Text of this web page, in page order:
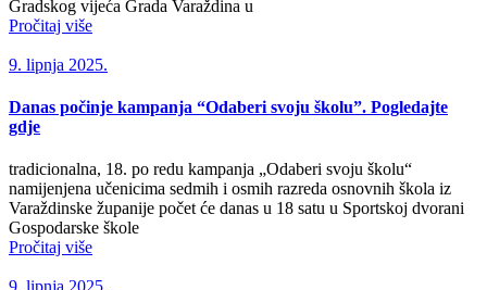
Gradskog vijeća Grada Varaždina u
Pročitaj više
9. lipnja 2025.
Danas počinje kampanja “Odaberi svoju školu”. Pogledajte
gdje
tradicionalna, 18. po redu kampanja „Odaberi svoju školu“
namijenjena učenicima sedmih i osmih razreda osnovnih škola iz
Varaždinske županije počet će danas u 18 satu u Sportskoj dvorani
Gospodarske škole
Pročitaj više